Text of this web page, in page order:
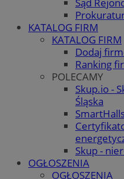
KATALOG FIRM
KATALOG FIRM
Dodaj
Ranking
POLECAMY
Skup.io -
Śląska
Skup -
OGŁOSZENIA
OGŁOSZENIA